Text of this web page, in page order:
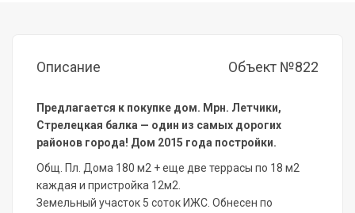
Описание Объект №822
Предлагается к покупке дом. Мрн. Летчики,
Стрелецкая балка — один из самых дорогих
районов города! Дом 2015 года постройки.
Общ. Пл. Дома 180 м2 + еще две террасы по 18 м2
каждая и пристройка 12м2.
Земельный участок 5 соток ИЖС. Обнесен по